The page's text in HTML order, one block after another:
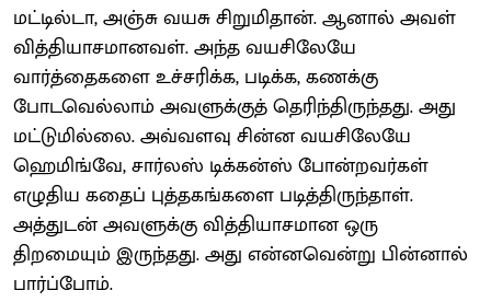
மட்டில்டா, அஞ்சு வயசு சிறுமிதான். ஆனால் அவள்
வித்தியாசமானவள். அந்த வயசிலேயே
வார்த்தைகளை உச்சரிக்க, படிக்க, கணக்கு
போடவெல்லாம் அவளுக்குத் தெரிந்திருந்தது. அது
மட்டுமில்லை. அவ்வளவு சின்ன வயசிலேயே
ஹெமிங்வே, சார்லஸ் டிக்கன்ஸ் போன்றவர்கள்
எழுதிய கதைப் புத்தகங்களை படித்திருந்தாள்.
அத்துடன் அவளுக்கு வித்தியாசமான ஒரு
திறமையும் இருந்தது. அது என்னவென்று பின்னால்
பார்ப்போம்.